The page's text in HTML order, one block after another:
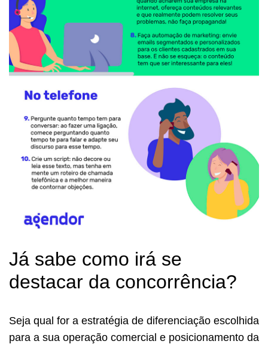
Já sabe como irá se
destacar da concorrência?
Seja qual for a estratégia de diferenciação escolhida
para a sua operação comercial e posicionamento da